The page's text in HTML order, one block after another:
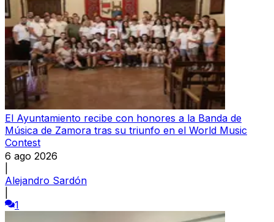
El Ayuntamiento recibe con honores a la Banda de
Música de Zamora tras su triunfo en el World Music
Contest
6 ago 2026
Alejandro Sardón
1